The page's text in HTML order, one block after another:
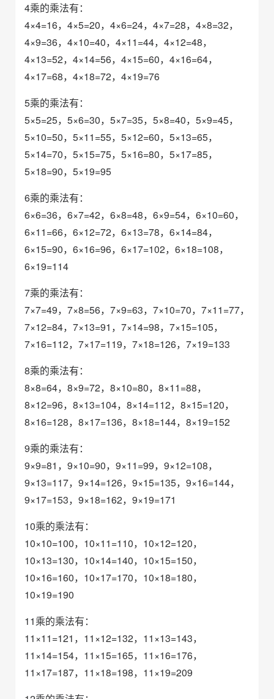
4乘的乘法有：
4×4=16，4×5=20，4×6=24，4×7=28，4×8=32，
4×9=36，4×10=40，4×11=44，4×12=48，
4×13=52，4×14=56，4×15=60，4×16=64，
4×17=68，4×18=72，4×19=76
5乘的乘法有：
5×5=25，5×6=30，5×7=35，5×8=40，5×9=45，
5×10=50，5×11=55，5×12=60，5×13=65，
5×14=70，5×15=75，5×16=80，5×17=85，
5×18=90，5×19=95
6乘的乘法有：
6×6=36，6×7=42，6×8=48，6×9=54，6×10=60，
6×11=66，6×12=72，6×13=78，6×14=84，
6×15=90，6×16=96，6×17=102，6×18=108，
6×19=114
7乘的乘法有：
7×7=49，7×8=56，7×9=63，7×10=70，7×11=77，
7×12=84，7×13=91，7×14=98，7×15=105，
7×16=112，7×17=119，7×18=126，7×19=133
8乘的乘法有：
8×8=64，8×9=72，8×10=80，8×11=88，
8×12=96，8×13=104，8×14=112，8×15=120，
8×16=128，8×17=136，8×18=144，8×19=152
9乘的乘法有：
9×9=81，9×10=90，9×11=99，9×12=108，
9×13=117，9×14=126，9×15=135，9×16=144，
9×17=153，9×18=162，9×19=171
10乘的乘法有：
10×10=100，10×11=110，10×12=120，
10×13=130，10×14=140，10×15=150，
10×16=160，10×17=170，10×18=180，
10×19=190
11乘的乘法有：
11×11=121，11×12=132，11×13=143，
11×14=154，11×15=165，11×16=176，
11×17=187，11×18=198，11×19=209